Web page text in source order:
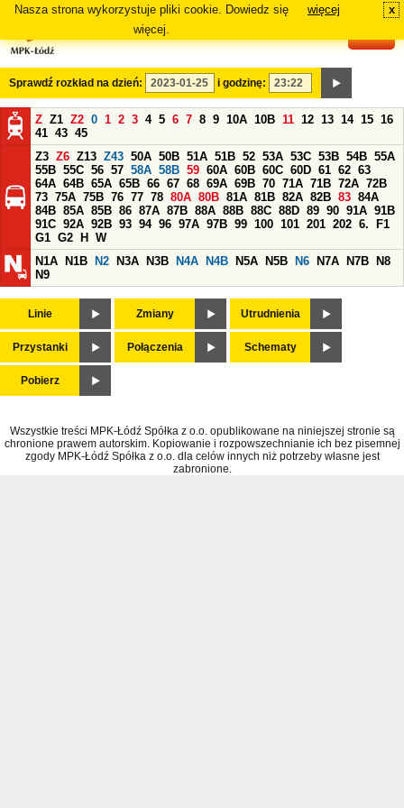
Nasza strona wykorzystuje pliki cookie. Dowiedz się
więcej.
więcej x
Sprawdź rozkład na dzień: i godzinę:
Z Z1 Z2 0 1 2 3 4 5 6 7 8 9 10A 10B 11 12 13 14 15 16
41 43 45
Z3 Z6 Z13 Z43 50A 50B 51A 51B 52 53A 53C 53B 54B 55A
55B 55C 56 57 58A 58B 59 60A 60B 60C 60D 61 62 63
64A 64B 65A 65B 66 67 68 69A 69B 70 71A 71B 72A 72B
73 75A 75B 76 77 78 80A 80B 81A 81B 82A 82B 83 84A
84B 85A 85B 86 87A 87B 88A 88B 88C 88D 89 90 91A 91B
91C 92A 92B 93 94 96 97A 97B 99 100 101 201 202 6.
F1
G1 G2 H
W
N1A
N1B N2 N3A N3B N4A N4B N5A N5B N6 N7A N7B
N8
N9
Linie Zmiany Utrudnienia
Przystanki Połączenia Schematy
Pobierz
Wszystkie treści MPK-Łódź Spółka z o.o. opublikowane na niniejszej stronie są
chronione prawem autorskim. Kopiowanie i rozpowszechnianie ich bez pisemnej
zgody MPK-Łódź Spółka z o.o. dla celów innych niż potrzeby własne jest
zabronione.